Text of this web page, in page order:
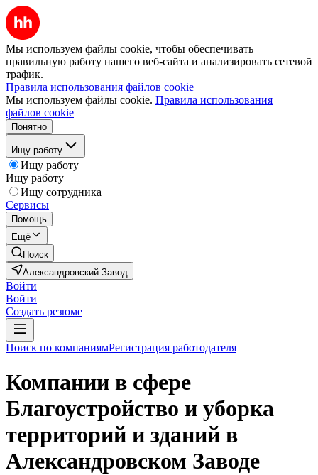
Мы используем файлы cookie, чтобы обеспечивать
правильную работу нашего веб-сайта и анализировать сетевой
трафик.
Правила использования файлов cookie
Мы используем файлы cookie. Правила использования
файлов cookie
Понятно
Ищу работу
Ищу работу
Ищу работу
Ищу сотрудника
Сервисы
Помощь
Ещё
Поиск
Александровский Завод
Войти
Войти
Создать резюме
Поиск по компаниямРегистрация работодателя
Компании в сфере
Благоустройство и уборка
территорий и зданий в
Александровском Заводе